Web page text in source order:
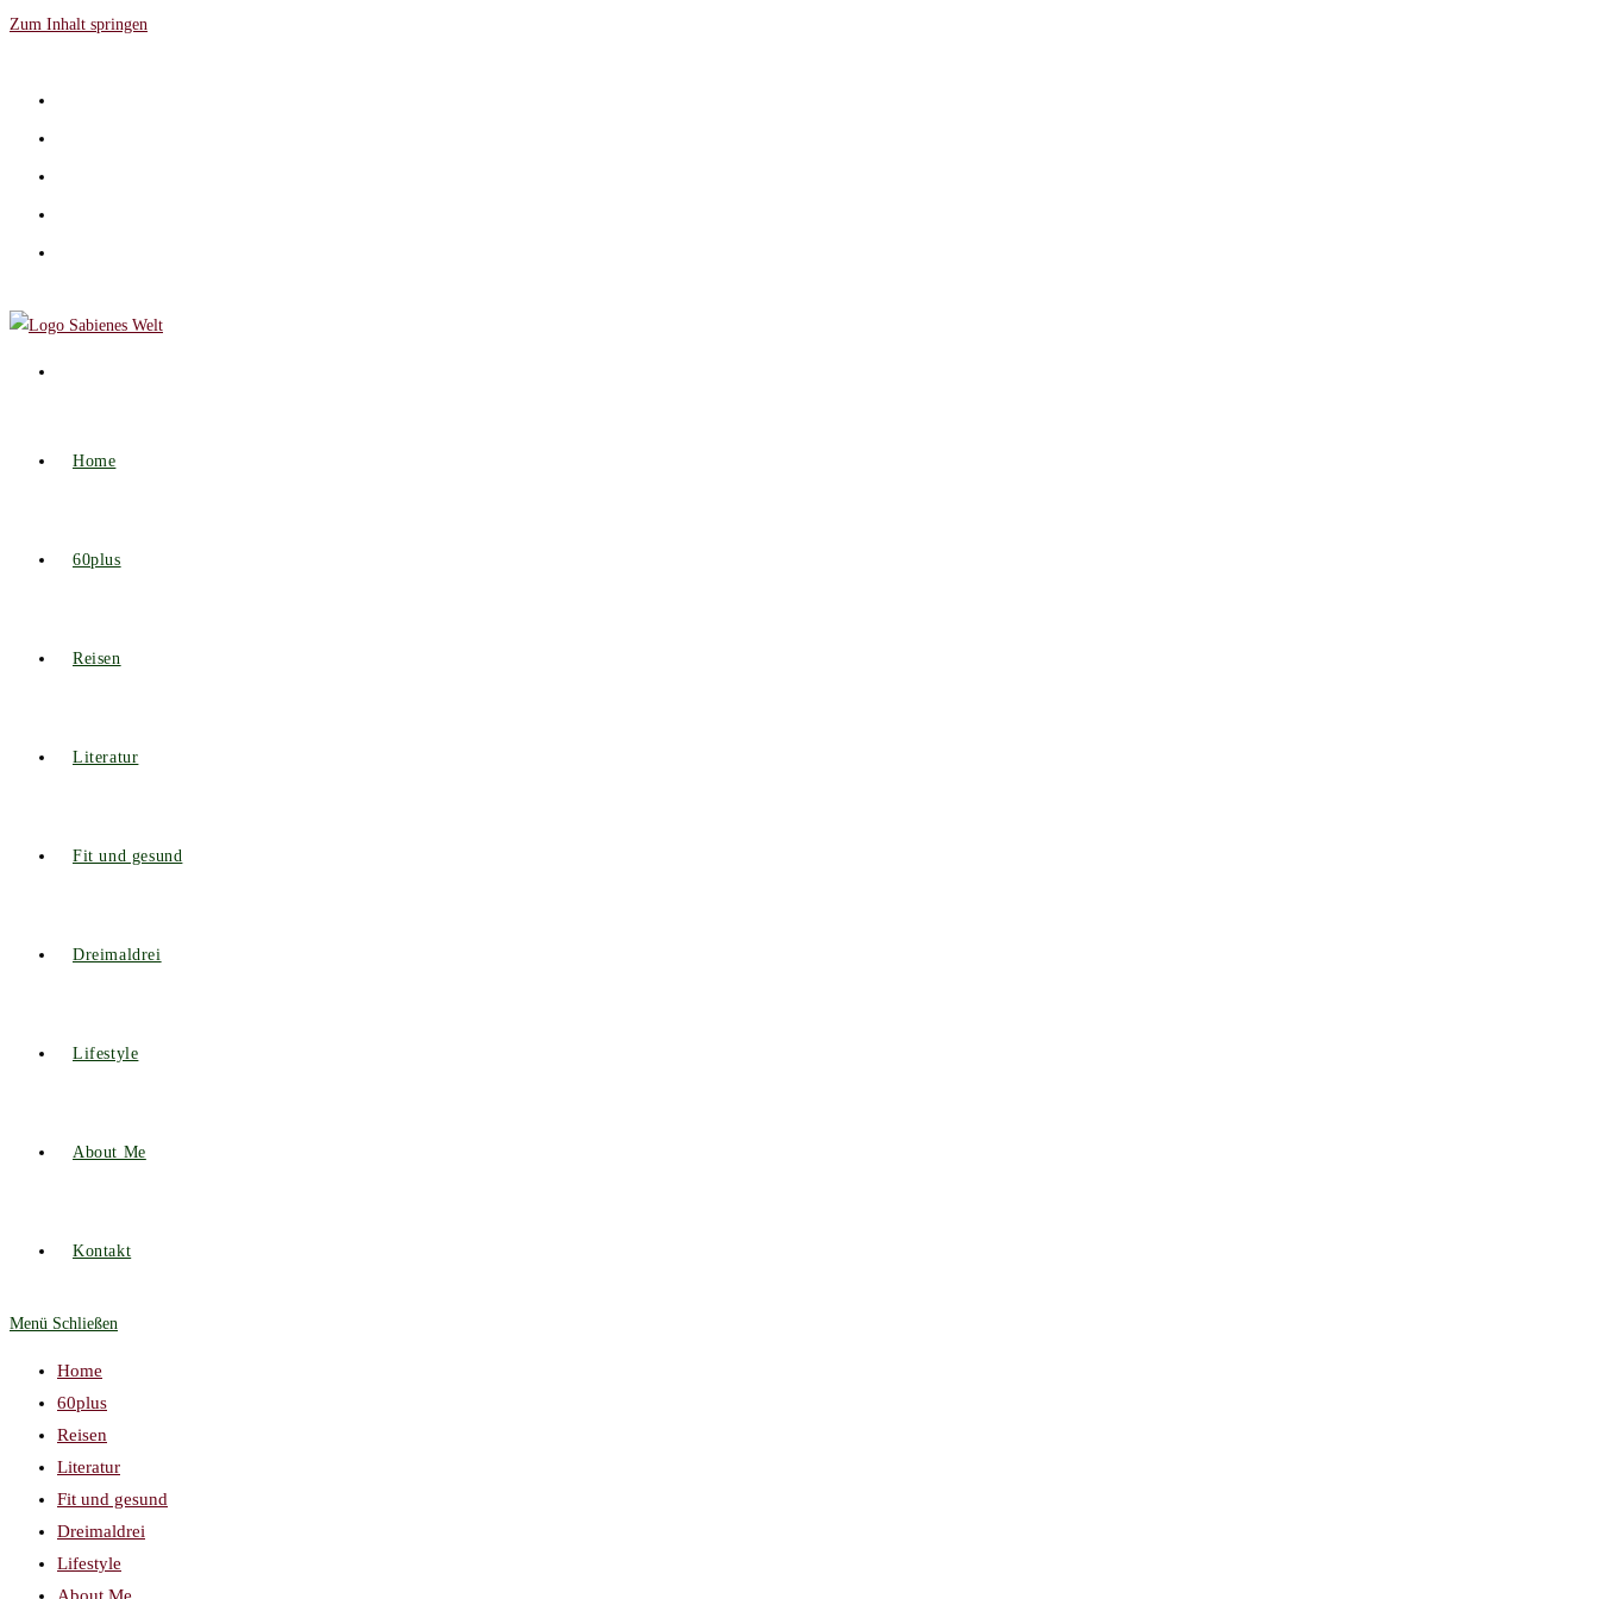
Zum Inhalt springen
Home
60plus
Reisen
Literatur
Fit und gesund
Dreimaldrei
Lifestyle
About Me
Kontakt
Menü Schließen
Home
60plus
Reisen
Literatur
Fit und gesund
Dreimaldrei
Lifestyle